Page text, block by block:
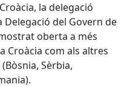
la delegació
Delegació del Govern de
oberta a més
Croàcia com als altres
Sèrbia,